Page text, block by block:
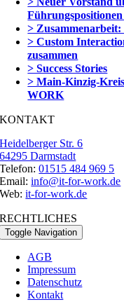
Führungspositionen
>
> Custom
zusammen
> Success Stories
> Main-Kinzig-
WORK
KONTAKT
Heidelberger Str. 6
64295 Darmstadt
Telefon:01515 484 969 5
Email:info@it-for-work.de
Web:it-for-work.de
RECHTLICHES
Toggle Navigation
AGB
Impressum
Datenschutz
Kontakt